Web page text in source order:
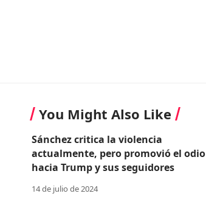
You Might Also Like
Sánchez critica la violencia
actualmente, pero promovió el odio
hacia Trump y sus seguidores
14 de julio de 2024